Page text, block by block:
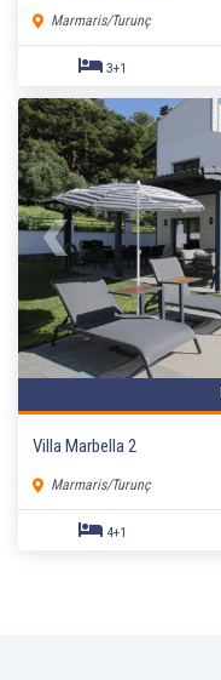
2+1
Marmaris/Turunç
Villa Marbella 2
Marmaris/Turunç